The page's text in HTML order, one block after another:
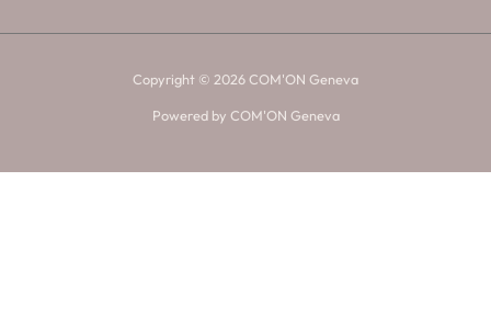
Copyright © 2026 COM'ON Geneva
Powered by COM'ON Geneva